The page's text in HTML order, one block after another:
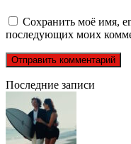
Сохранить моё имя,
последующих моих
Последние записи